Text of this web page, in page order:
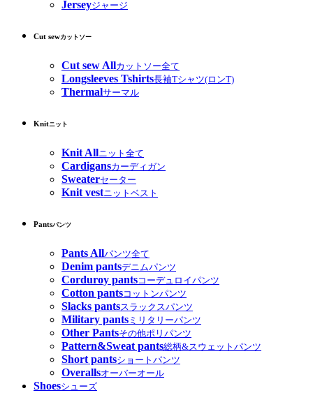
Jerseyジャージ
Cut sewカットソー
Cut sew Allカットソー全て
Longsleeves Tshirts長袖Tシャツ(ロンT)
Thermalサーマル
Knitニット
Knit Allニット全て
Cardigansカーディガン
Sweaterセーター
Knit vestニットベスト
Pantsパンツ
Pants Allパンツ全て
Denim pantsデニムパンツ
Corduroy pantsコーデュロイパンツ
Cotton pantsコットンパンツ
Slacks pantsスラックスパンツ
Military pants ミリタリーパンツ
Other Pantsその他ポリパンツ
Pattern&Sweat pants総柄&スウェットパンツ
Short pantsショートパンツ
Overallsオーバーオール
Shoesシューズ